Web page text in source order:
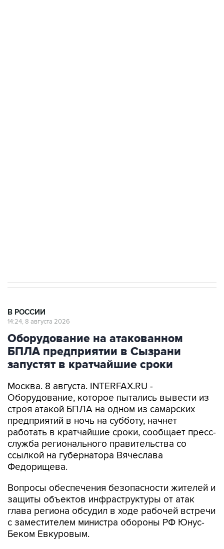
В РОССИИ
14:24, 8 августа 2026
Оборудование на атакованном
БПЛА предприятии в Сызрани
запустят в кратчайшие сроки
Москва. 8 августа. INTERFAX.RU -
Оборудование, которое пытались вывести из
строя атакой БПЛА на одном из самарских
предприятий в ночь на субботу, начнет
работать в кратчайшие сроки, сообщает пресс-
служба регионального правительства со
ссылкой на губернатора Вячеслава
Федорищева.
Вопросы обеспечения безопасности жителей и
защиты объектов инфраструктуры от атак
глава региона обсудил в ходе рабочей встречи
с заместителем министра обороны РФ Юнус-
Беком Евкуровым.